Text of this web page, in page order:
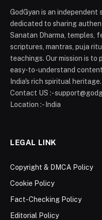
GodGyan is an
dedicated to sharing
Sanatan Dharma, temples,
scriptures, mantras, puja
teachings. Our mission is to
easy-to-understand
India's rich spiritual heritage.
Contact US :-
Location :- India
LEGAL LINK
Copyright & DMCA Policy
Cookie Policy
Fact-Checking Policy
Editorial Policy